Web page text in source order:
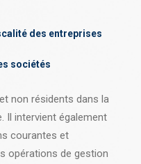
des entreprises
sociétés
non résidents dans la
Il intervient également
courantes et
opérations de gestion